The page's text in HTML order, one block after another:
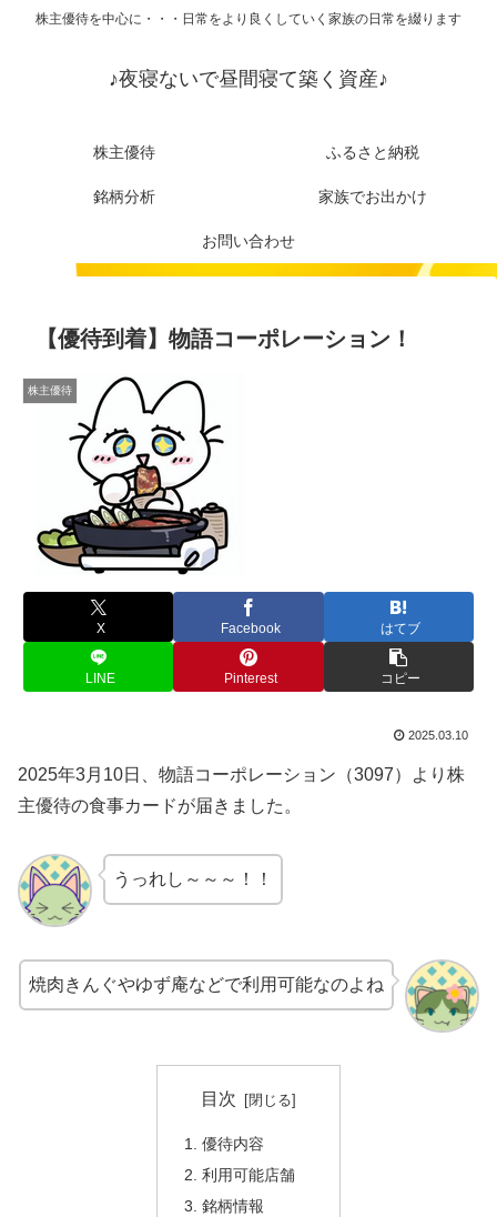
株主優待を中心に・・・日常をより良くしていく家族の日常を綴ります
♪夜寝ないで昼間寝て築く資産♪
株主優待 ふるさと納税
銘柄分析 家族でお出かけ
お問い合わせ
【優待到着】物語コーポレーション！
株主優待
X Facebook はてブ
LINE Pinterest コピー
2025.03.10
2025年3月10日、物語コーポレーション（3097）より株
主優待の食事カードが届きました。
うっれし～～～！！
焼肉きんぐやゆず庵などで利用可能なのよね
目次
優待内容
利用可能店舗
銘柄情報